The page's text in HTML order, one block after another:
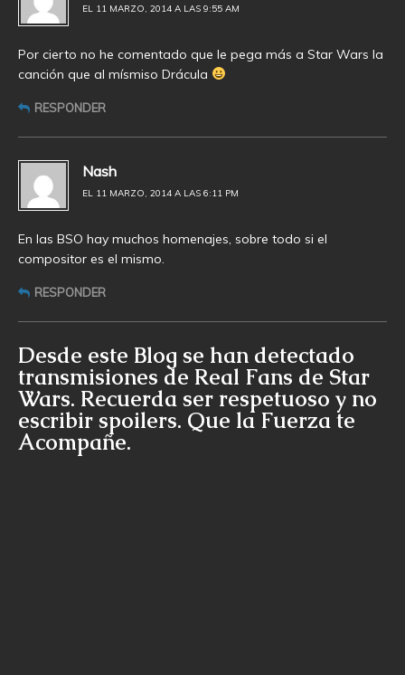
EL 11 MARZO, 2014 A LAS 9:55 AM
Por cierto no he comentado que le pega más a Star Wars la
canción que al mísmiso Drácula
RESPONDER
Nash
EL 11 MARZO, 2014 A LAS 6:11 PM
En las BSO hay muchos homenajes, sobre todo si el
compositor es el mismo.
RESPONDER
Desde este Blog se han detectado
transmisiones de Real Fans de Star
Wars. Recuerda ser respetuoso y no
escribir spoilers. Que la Fuerza te
Acompañe.